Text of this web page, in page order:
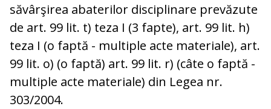
săvârşirea abaterilor disciplinare prevăzute
de art. 99 lit. t) teza I (3 fapte), art. 99 lit. h)
teza I (o faptă - multiple acte materiale), art.
99 lit. o) (o faptă) art. 99 lit. r) (câte o faptă -
multiple acte materiale) din Legea nr.
303/2004.